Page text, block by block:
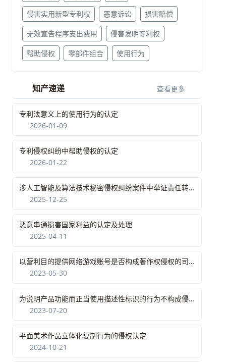
知产速递 查看更多
专利法意义上的使用行为的认定
2026-01-09
专利侵权纠纷中帮助侵权的认定
2026-01-22
涉人工智能及算法技术秘密侵权纠纷案件中举证责任转移的适用
2025-12-25
恶意串通损害国家利益的认定及处理
2025-04-11
以营利目的提供网络游戏账号是否构成著作权侵权的司法认定
2023-05-30
为说明产品功能而正当使用描述性标识的行为不构成侵权
2023-07-20
平面美术作品立体化复制行为的侵权认定
2024-10-21
侵害实用新型专利权 恶意诉讼 损害赔偿
无效宣告程序支出费用 侵害发明专利权
帮助侵权 零部件组合 使用行为